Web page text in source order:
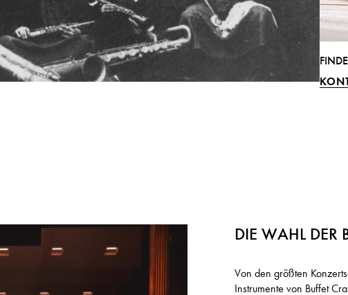
DIE WAHL DER
Von den größten
Instrumente von Buffet